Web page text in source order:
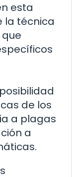
esta
la técnica
de los
a plagas
a